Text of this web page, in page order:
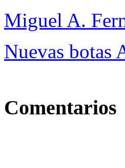
Miguel A.
Nuevas
Comentarios